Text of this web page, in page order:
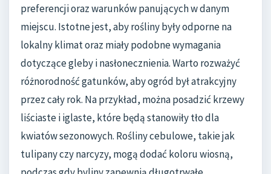
preferencji oraz warunków panujących w danym
miejscu. Istotne jest, aby rośliny były odporne na
lokalny klimat oraz miały podobne wymagania
dotyczące gleby i nasłonecznienia. Warto rozważyć
różnorodność gatunków, aby ogród był atrakcyjny
przez cały rok. Na przykład, można posadzić krzewy
liściaste i iglaste, które będą stanowiły tło dla
kwiatów sezonowych. Rośliny cebulowe, takie jak
tulipany czy narcyzy, mogą dodać koloru wiosną,